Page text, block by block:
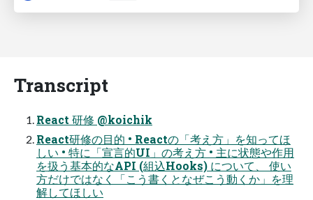
Transcript
React 研修 @koichik
React研修の目的 • Reactの「考え方」を知ってほ
しい • 特に「宣言的UI」の考え方 • 主に状態や作用
を扱う基本的なAPI (組込Hooks) について、 使い
方だけではなく「こう書くとなぜこう動くか」を理
解してほしい